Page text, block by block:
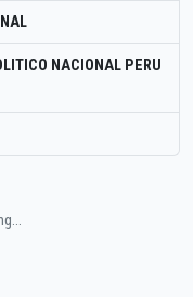
NACIONAL PERU